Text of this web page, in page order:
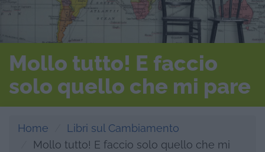
Mollo tutto! E faccio
solo quello che mi pare
Home
Libri sul Cambiamento
Mollo tutto! E faccio solo quello che mi